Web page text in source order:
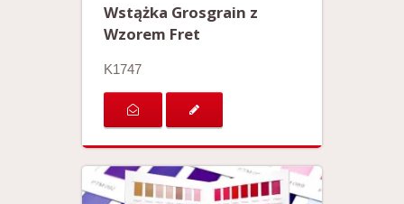
Wstążka Grosgrain z
Wzorem Fret
K1747